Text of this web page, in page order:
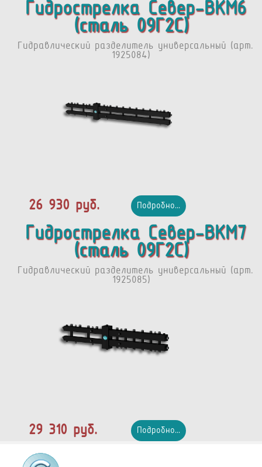
Гидрострелка Север-BKМ6
(сталь 09Г2С)
Гидравлический разделитель универсальный (арт.
1925084)
26 930 руб. Подробно...
Гидрострелка Север-BKМ7
(сталь 09Г2С)
Гидравлический разделитель универсальный (арт.
1925085)
29 310 руб. Подробно...